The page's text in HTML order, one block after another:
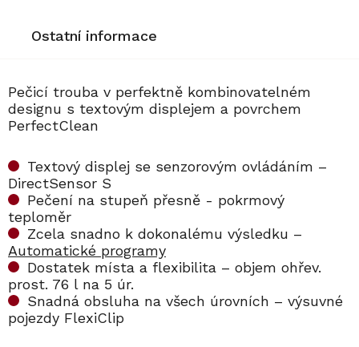
Ostatní informace
Pečicí trouba v perfektně kombinovatelném
designu s textovým displejem a povrchem
PerfectClean
Textový displej se senzorovým ovládáním –
DirectSensor S
Pečení na stupeň přesně - pokrmový
teploměr
Zcela snadno k dokonalému výsledku –
Automatické programy
Dostatek místa a flexibilita – objem ohřev.
prost. 76 l na 5 úr.
Snadná obsluha na všech úrovních – výsuvné
pojezdy FlexiClip